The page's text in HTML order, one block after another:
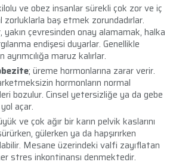
ve obez insanlar sürekli çok zor ve iç
zorluklarla baş etmek zorundadırlar.
yakın çevresinden onay alamamak, halka
endişesi duyarlar. Genellikle
maruz kalırlar.
ite; üreme hormonlarına zarar verir.
hormonların normal
bozulur. Cinsel yetersizliğe ya da gebe
açar.
ve çok ağır bir karın pelvik kaslarını
gülerken ya da hapşırırken
Mesane üzerindeki valfi zayıflatan
stres inkontinansı denmektedir.